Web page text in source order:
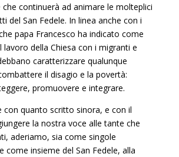
continuerà ad animare le molteplici
del San Fedele. In linea anche con i
papa Francesco ha indicato come
lavoro della Chiesa con i migranti e
caratterizzare qualunque
il disagio e la povertà:
promuovere e integrare.
con quanto scritto sinora, e con il
la nostra voce alle tante che
aderiamo, sia come singole
come insieme del San Fedele, alla